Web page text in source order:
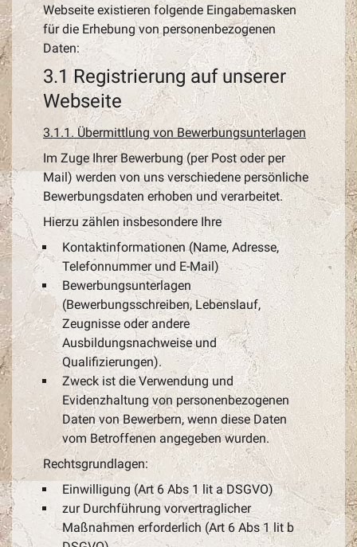
Webseite existieren folgende Eingabemasken
für die Erhebung von personenbezogenen
Daten:
3.1 Registrierung auf unserer
Webseite
3.1.1. Übermittlung von Bewerbungsunterlagen
Im Zuge Ihrer Bewerbung (per Post oder per
Mail) werden von uns verschiedene persönliche
Bewerbungsdaten erhoben und verarbeitet.
Hierzu zählen insbesondere Ihre
Kontaktinformationen (Name, Adresse,
Telefonnummer und E-Mail)
Bewerbungsunterlagen
(Bewerbungsschreiben, Lebenslauf,
Zeugnisse oder andere
Ausbildungsnachweise und
Qualifizierungen).
Zweck ist die Verwendung und
Evidenzhaltung von personenbezogenen
Daten von Bewerbern, wenn diese Daten
vom Betroffenen angegeben wurden.
Rechtsgrundlagen:
Einwilligung (Art 6 Abs 1 lit a DSGVO)
zur Durchführung vorvertraglicher
Maßnahmen erforderlich (Art 6 Abs 1 lit b